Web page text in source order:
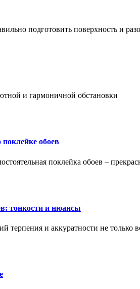
подготовить поверхность и
и гармоничной обстановки
обоев
поклейка обоев –
тонкости и нюансы
и аккуратности не только